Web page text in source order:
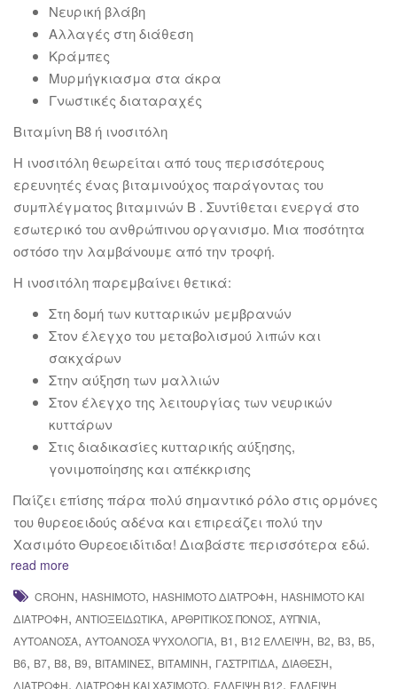
Νευρική βλάβη
Αλλαγές στη διάθεση
Κράμπες
Μυρμήγκιασμα στα άκρα
Γνωστικές διαταραχές
Βιταμίνη Β8 ή ινοσιτόλη
Η ινοσιτόλη θεωρείται από τους περισσότερους
ερευνητές ένας βιταμινούχος παράγοντας του
συμπλέγματος βιταμινών B . Συντίθεται ενεργά στο
εσωτερικό του ανθρώπινου οργανισμο. Μια ποσότητα
οστόσο την λαμβάνουμε από την τροφή.
Η ινοσιτόλη παρεμβαίνει θετικά:
Στη δομή των κυτταρικών μεμβρανών
Στον έλεγχο του μεταβολισμού λιπών και
σακχάρων
Στην αύξηση των μαλλιών
Στον έλεγχο της λειτουργίας των νευρικών
κυττάρων
Στις διαδικασίες κυτταρικής αύξησης,
γονιμοποίησης και απέκκρισης
Παίζει επίσης πάρα πολύ σημαντικό ρόλο στις ορμόνες
του θυρεοειδούς αδένα και επιρεάζει πολύ την
Χασιμότο Θυρεοειδίτιδα! Διαβάστε περισσότερα εδώ.
read more
CROHN, HASHIMOTO, HASHIMOTO ΔΙΑΤΡΟΦΉ, HASHIMOTO ΚΑΙ
ΔΙΑΤΡΟΦΉ, ΑΝΤΙΟΞΕΙΔΩΤΙΚΆ, ΑΡΘΡΙΤΙΚΌΣ ΠΌΝΟΣ, ΑΫΠΝΊΑ,
ΑΥΤΟΆΝΟΣΑ, ΑΥΤΟΆΝΟΣΑ ΨΥΧΟΛΟΓΊΑ, Β1 , Β12 ΈΛΛΕΙΨΗ, Β2, Β3, Β5,
Β6, Β7, Β8, Β9, ΒΙΤΑΜΊΝΕΣ, ΒΙΤΑΜΊΝΗ, ΓΑΣΤΡΊΤΙΔΑ, ΔΙΆΘΕΣΗ,
ΔΙΑΤΡΟΦΉ, ΔΙΑΤΡΟΦΉ ΚΑΙ ΧΑΣΙΜΌΤΟ, ΈΛΛΕΙΨΗ Β12, ΈΛΛΕΙΨΗ